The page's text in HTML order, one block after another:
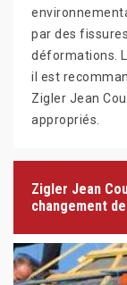
par des
déformations.
il est
Zigler Jean
appropriés.
Zigler Jean
changement